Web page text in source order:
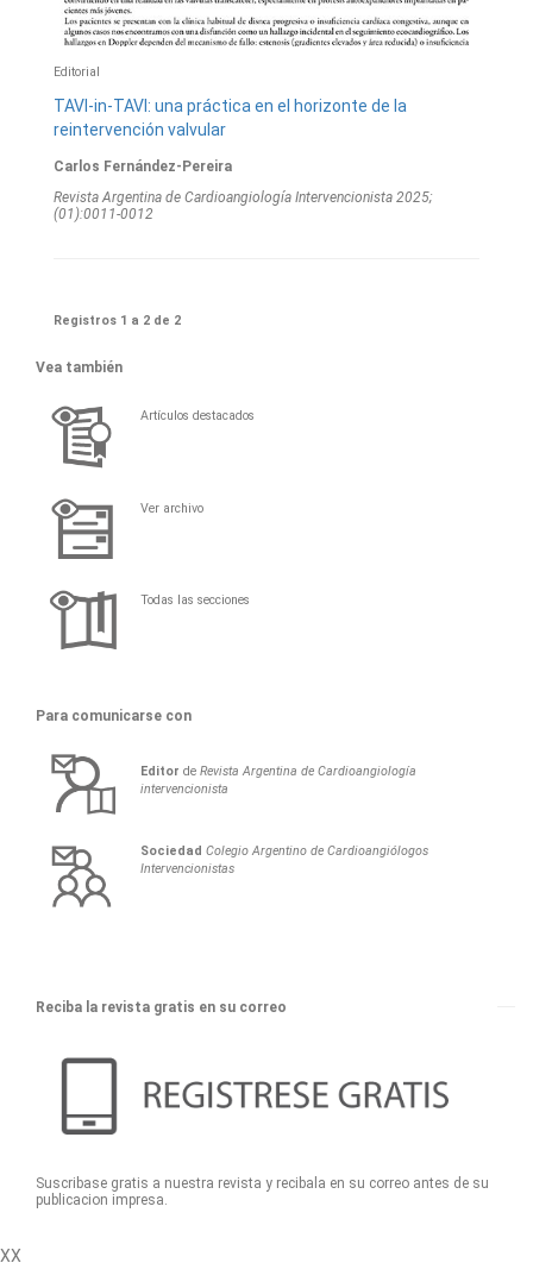
Editorial
TAVI-in-TAVI: una práctica en el horizonte de la
reintervención valvular
Carlos Fernández-Pereira
Revista Argentina de Cardioangiologí­a Intervencionista 2025;
(01):0011-0012
Registros 1 a 2 de 2
Vea también
Artículos destacados
Ver archivo
Todas las secciones
Para comunicarse con
Editor deRevista Argentina de Cardioangiología
intervencionista
Sociedad Colegio Argentino de Cardioangiólogos
Intervencionistas
Reciba la revista gratis en su correo
Suscribase gratis a nuestra revista y recibala en su correo antes de su
publicacion impresa.
XX